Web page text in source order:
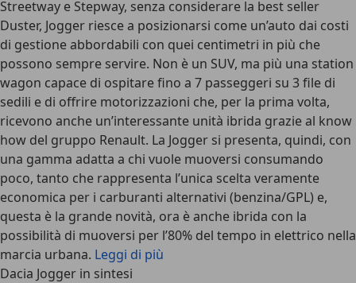
Streetway e Stepway, senza considerare la best seller
Duster, Jogger riesce a posizionarsi come un’auto dai costi
di gestione abbordabili con quei centimetri in più che
possono sempre servire. Non è un SUV, ma più una station
wagon capace di ospitare fino a 7 passeggeri su 3 file di
sedili e di offrire motorizzazioni che, per la prima volta,
ricevono anche un’interessante unità ibrida grazie al know
how del gruppo Renault. La Jogger si presenta, quindi, con
una gamma adatta a chi vuole muoversi consumando
poco, tanto che rappresenta l’unica scelta veramente
economica per i carburanti alternativi (benzina/GPL) e,
questa è la grande novità, ora è anche ibrida con la
possibilità di muoversi per l’80% del tempo in elettrico nella
marcia urbana. Leggi di più
Dacia Jogger in sintesi